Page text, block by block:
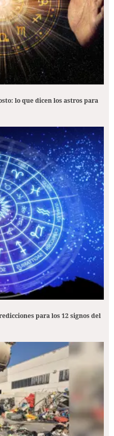
lo que dicen los astros para
para los 12 signos del